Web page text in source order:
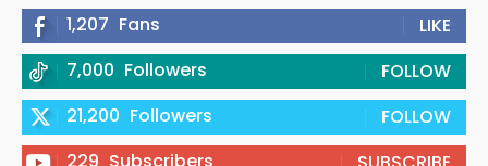
1,207 Fans
LIKE
7,000 Followers
FOLLOW
21,200 Followers
FOLLOW